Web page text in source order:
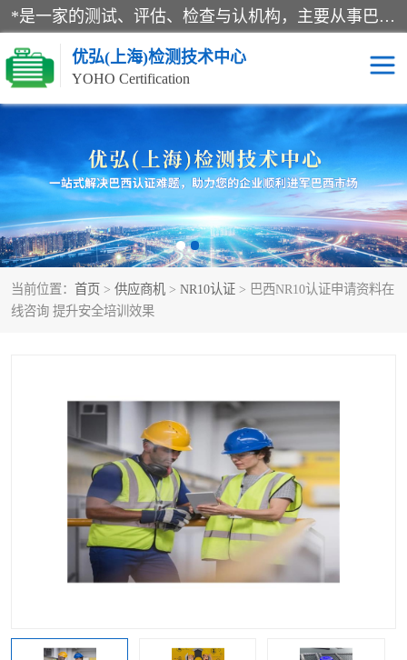
*是一家的测试、评估、检查与认机构，主要从事巴西NR10认证、NR12认证、NR13认证；ANATEL认证、INMTRO认证，欧盟CE认证：MD认证，PED认证，MID认证，ATEX认证，德国蓝色天使认证。
优弘(上海)检测技术中心
YOHO Certification
当前位置： 首页 > 供应商机 > NR10认证 > 巴西NR10认证申请资料在
线咨询 提升安全培训效果
RECYCLASS认证 NR10认证
NR12认证 NR13认证
ART认证 巴西NR认证
巴西认证 RETIE认证